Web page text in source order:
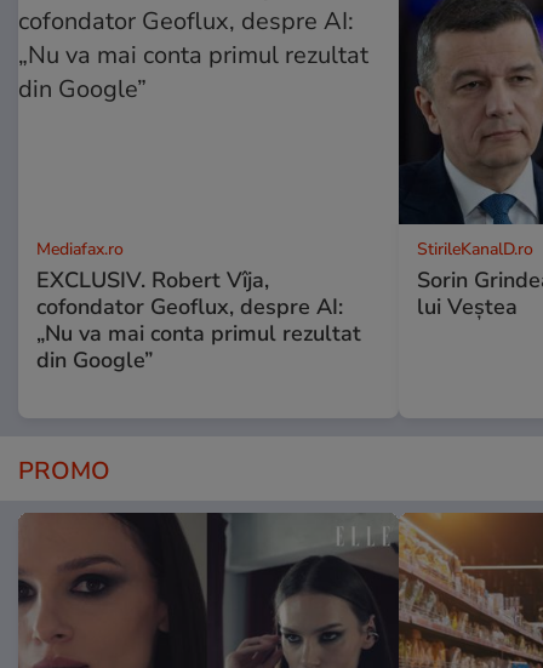
Mediafax.ro
EXCLUSIV. Robert Vîja,
cofondator Geoflux, despre AI:
„Nu va mai conta primul rezultat
din Google”
StirileKanalD.ro
Sorin
lui Veștea
PROMO